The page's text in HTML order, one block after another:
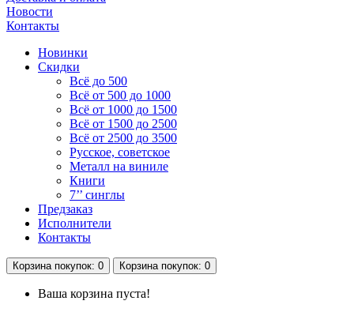
Новости
Контакты
Новинки
Скидки
Всё до 500
Всё от 500 до 1000
Всё от 1000 до 1500
Всё от 1500 до 2500
Всё от 2500 до 3500
Русское, советское
Металл на виниле
Книги
7’’ синглы
Предзаказ
Исполнители
Контакты
Корзина покупок: 0 Корзина покупок: 0
Ваша корзина пуста!